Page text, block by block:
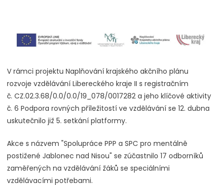
V rámci projektu Naplňování krajského akčního plánu
rozvoje vzdělávání Libereckého kraje II s registračním
č. CZ.02.3.68/0.0/0.0/19_078/0017282 a jeho klíčové aktivity
č. 6 Podpora rovných příležitostí ve vzdělávání se 12. dubna
uskutečnilo již 5. setkání platformy.
Akce s názvem "Spolupráce PPP a SPC pro mentálně
postižené Jablonec nad Nisou" se zúčastnilo 17 odborníků
zaměřených na vzdělávání žáků se speciálními
vzdělávacími potřebami.